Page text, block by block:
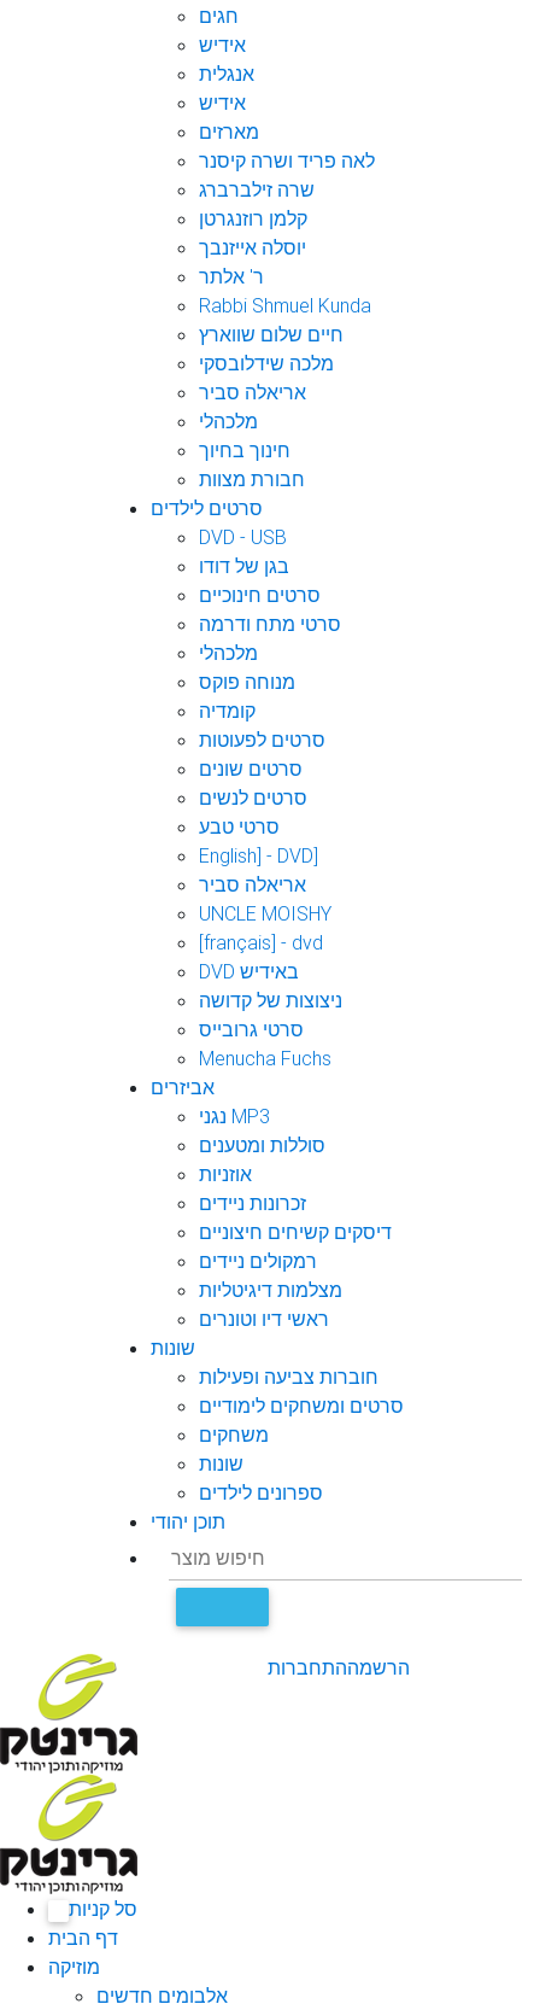
חגים
אידיש
אנגלית
אידיש
מארזים
לאה פריד ושרה קיסנר
שרה זילברברג
קלמן רוזנגרטן
יוסלה אייזנבך
ר' אלתר
Rabbi Shmuel Kunda
חיים שלום שווארץ
מלכה שידלובסקי
אריאלה סביר
מלכהלי
חינוך בחיוך
חבורת מצוות
סרטים לילדים
DVD - USB
בגן של דודו
סרטים חינוכיים
סרטי מתח ודרמה
מלכהלי
מנוחה פוקס
קומדיה
סרטים לפעוטות
סרטים שונים
סרטים לנשים
סרטי טבע
English] - DVD]
אריאלה סביר
UNCLE MOISHY
[français] - dvd
DVD באידיש
ניצוצות של קדושה
סרטי גרובייס
Menucha Fuchs
אביזרים
נגני MP3
סוללות ומטענים
אוזניות
זכרונות ניידים
דיסקים קשיחים חיצוניים
רמקולים ניידים
מצלמות דיגיטליות
ראשי דיו וטונרים
שונות
חוברות צביעה ופעילות
סרטים ומשחקים לימודיים
משחקים
שונות
ספרונים לילדים
תוכן יהודי
התחברותהרשמה
סל קניות
דף הבית
מוזיקה
אלבומים חדשים